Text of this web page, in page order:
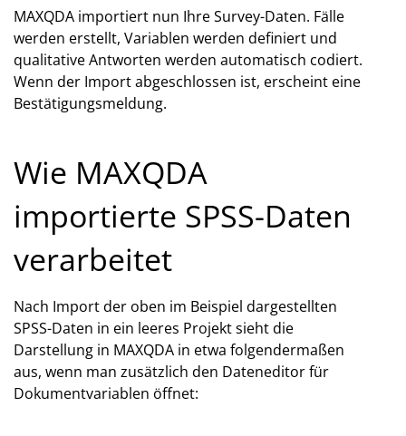
MAXQDA importiert nun Ihre Survey-Daten. Fälle
werden erstellt, Variablen werden definiert und
qualitative Antworten werden automatisch codiert.
Wenn der Import abgeschlossen ist, erscheint eine
Bestätigungsmeldung.
Wie MAXQDA
importierte SPSS-Daten
verarbeitet
Nach Import der oben im Beispiel dargestellten
SPSS-Daten in ein leeres Projekt sieht die
Darstellung in MAXQDA in etwa folgendermaßen
aus, wenn man zusätzlich den Dateneditor für
Dokumentvariablen öffnet: